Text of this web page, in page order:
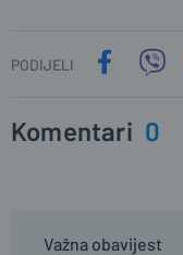
PODIJELI
Komentari 0
Važna obavijest